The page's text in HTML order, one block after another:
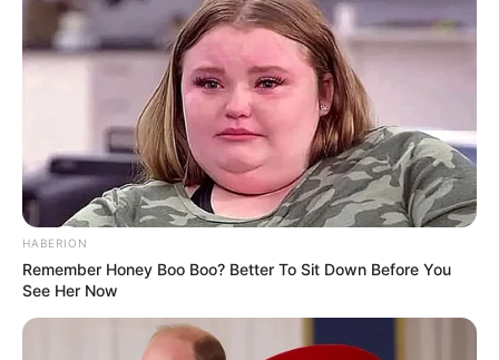
HABERION
Remember Honey Boo Boo? Better To Sit Down Before You
See Her Now